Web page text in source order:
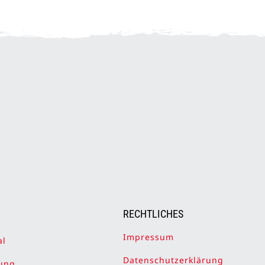
RECHTLICHES
Impressum
Datenschutzerklärung